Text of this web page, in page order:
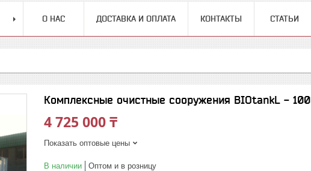
О НАС ДОСТАВКА И ОПЛАТА КОНТАКТЫ СТАТЬИ
Комплексные очистные сооружения BIOtankL - 100
4 725 000 ₸
Показать оптовые цены
В наличии Оптом и в розницу